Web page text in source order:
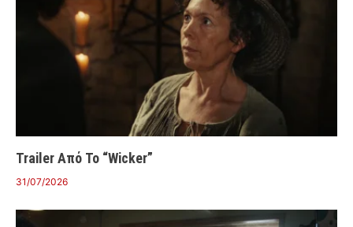
Trailer Από Το “Wicker”
31/07/2026